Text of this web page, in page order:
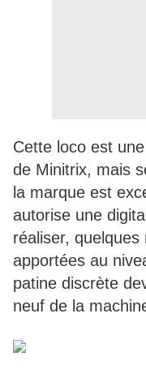
Cette loco est
de Minitrix, mais
la marque est
autorise une
réaliser,
apportées au
patine discrète
neuf de la